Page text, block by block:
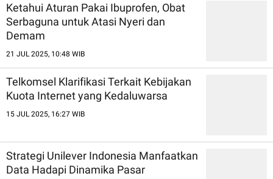
Ketahui Aturan Pakai Ibuprofen, Obat
Serbaguna untuk Atasi Nyeri dan
Demam
21 JUL 2025, 10:48 WIB
Telkomsel Klarifikasi Terkait Kebijakan
Kuota Internet yang Kedaluwarsa
15 JUL 2025, 16:27 WIB
Strategi Unilever Indonesia Manfaatkan
Data Hadapi Dinamika Pasar